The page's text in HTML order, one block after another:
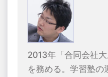
2013年「合同会社
を務める。学習塾の